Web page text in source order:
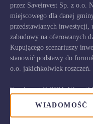
WIADOMOŚĆ
przez Saveinvest Sp. z o.o.
miejscowego dla danej
przedstawianych inwestycji,
zabudowy na oferowanych
Kupującego scenariuszy
stanowić podstawy do
o.o. jakichkolwiek roszczeń.
Saveinvest © 2024.
Deklaracja dostępności